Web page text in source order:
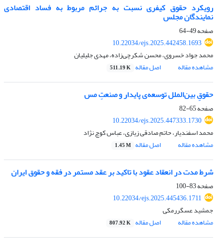
رویکرد حقوق کیفری نسبت به جرائم مربوط به فساد اقتصادی
نمایندگان مجلس
صفحه49-64
10.22034/ejs.2025.442458.1693
محمد جواد خسروی، محسن شکرچی‌زاده، مهدی جلیلیان
مشاهده مقاله
اصل مقاله 511.19 K
حقوقِ بین‌الملل توسعه‌ی پایدار و صنعتِ مس
صفحه65-82
10.22034/ejs.2025.447333.1730
محمد اسفندیار، حاتم صادقی زیازی، عباس کوچ نژاد
مشاهده مقاله
اصل مقاله 1.45 M
شرط مدت در انعقاد عقود با تاکید بر عقد مستمر در فقه و حقوق ایران
صفحه83-100
10.22034/ejs.2025.445436.1711
جمشید عسگررمکی
مشاهده مقاله
اصل مقاله 807.92 K